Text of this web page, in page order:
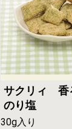
サクリィ 香
のり塩
30g入り